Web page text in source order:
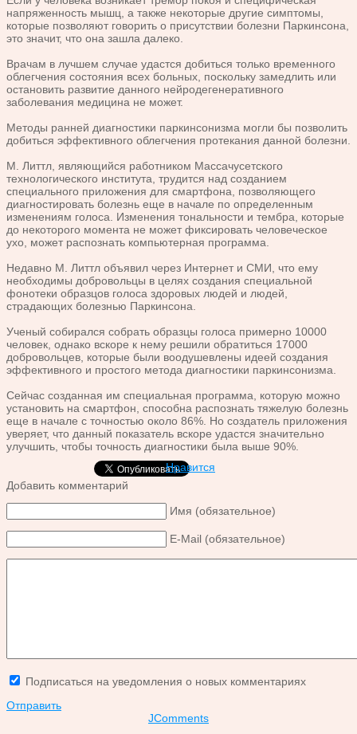
напряженность мышц, а также некоторые другие симптомы,
которые позволяют говорить о присутствии болезни Паркинсона,
это значит, что она зашла далеко.
Врачам в лучшем случае удастся добиться только временного
облегчения состояния всех больных, поскольку замедлить или
остановить развитие данного нейродегенеративного
заболевания медицина не может.
Методы ранней диагностики паркинсонизма могли бы позволить
добиться эффективного облегчения протекания данной болезни.
М. Литтл, являющийся работником Массачусетского
технологического института, трудится над созданием
специального приложения для смартфона, позволяющего
диагностировать болезнь еще в начале по определенным
изменениям голоса. Изменения тональности и тембра, которые
до некоторого момента не может фиксировать человеческое
ухо, может распознать компьютерная программа.
Недавно М. Литтл объявил через Интернет и СМИ, что ему
необходимы добровольцы в целях создания специальной
фонотеки образцов голоса здоровых людей и людей,
страдающих болезнью Паркинсона.
Ученый собирался собрать образцы голоса примерно 10000
человек, однако вскоре к нему решили обратиться 17000
добровольцев, которые были воодушевлены идеей создания
эффективного и простого метода диагностики паркинсонизма.
Сейчас созданная им специальная программа, которую можно
установить на смартфон, способна распознать тяжелую болезнь
еще в начале с точностью около 86%. Но создатель приложения
уверяет, что данный показатель вскоре удастся значительно
улучшить, чтобы точность диагностики была выше 90%.
Нравится
Добавить комментарий
Имя (обязательное)
E-Mail (обязательное)
Подписаться на уведомления о новых комментариях
Отправить
JComments